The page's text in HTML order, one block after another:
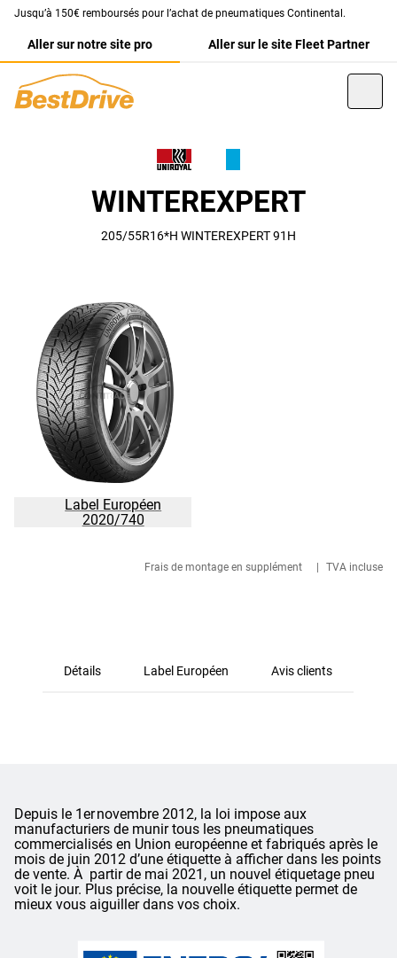
Jusqu’à 150€ remboursés pour l’achat de pneumatiques Continental.
Aller sur notre site pro Aller sur le site Fleet Partner
WINTEREXPERT
205/55R16*H WINTEREXPERT 91H
Frais de montage en supplément TVA incluse
Label Européen
2020/740
Détails Label Européen Avis clients
Depuis le 1er novembre 2012, la loi impose aux
manufacturiers de munir tous les pneumatiques
commercialisés en Union européenne et fabriqués après le
mois de juin 2012 d’une étiquette à afficher dans les points
de vente. À partir de mai 2021, un nouvel étiquetage pneu
voit le jour. Plus précise, la nouvelle étiquette permet de
mieux vous aiguiller dans vos choix.